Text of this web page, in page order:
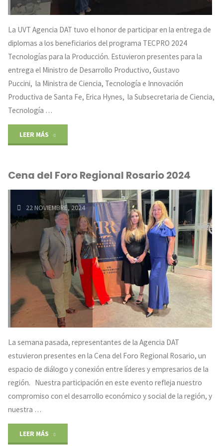
La UVT Agencia DAT tuvo el honor de participar en la entrega de
diplomas a los beneficiarios del programa TECPRO 2024
Tecnologías para la Producción. Estuvieron presentes para la
entrega el Ministro de Desarrollo Productivo, Gustavo
Puccini, la Ministra de Ciencia, Tecnología e Innovación
Productiva de Santa Fe, Erica Hynes, la Subsecretaria de Ciencia,
Tecnología …
LEER MÁS
reconocimiento
beneficiarios
TECPRO
2024"
Cena del Foro Regional Rosario 2024
22 NOVIEMBRE, 2024
La semana pasada, representantes de la Agencia DAT
estuvieron presentes en la Cena del Foro Regional Rosario, un
espacio de diálogo y conexión entre líderes y empresarios de la
región. Nuestra participación en este evento refleja nuestro
compromiso con el desarrollo económico y social de la región, y
nuestra …
LEER MÁS